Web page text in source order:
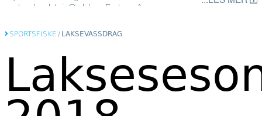
gytedrakt i Orkla. Foto: Aunan
SPORTSFISKE / LAKSEVASSDRAG